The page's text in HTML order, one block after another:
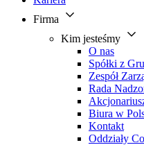
Firma
Kim jesteśmy
O nas
Spółki z
Zespół
Rada
Biura w
Kontakt
Oddziały